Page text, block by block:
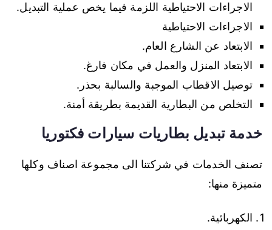
الاجراءات الاحتياطية اللزمة فيما يخص عملية التبديل.
الاجراءات الاحتياطية
الابتعاد عن الشارع العام.
الابتعاد المنزل والعمل في مكان فارغ.
توصيل الاقطاب الموجبة والسالبة بحذر.
التخلص من البطارية القديمة بطريقة أمنة.
خدمة تبديل بطاريات سيارات فكتوريا
تصنف الخدمات في شركتنا الى مجموعة اصناف وكلها
متميزة منها:
الكهربائية.